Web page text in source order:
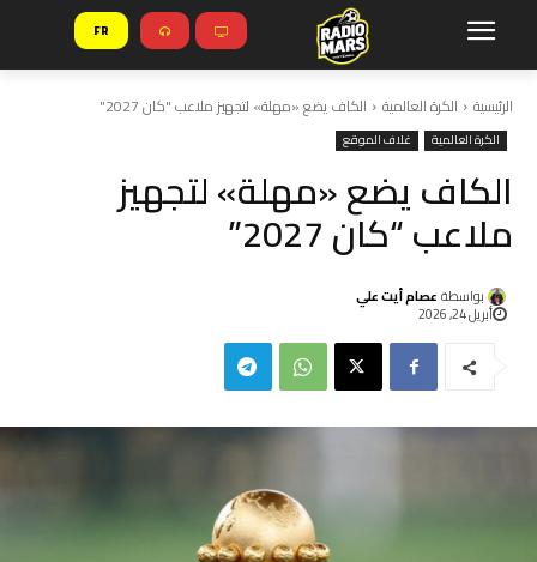
FR
الرئيسية الكرة العالمية الكاف يضع «مهلة» لتجهيز ملاعب "كان 2027"
الكرة العالمية غلاف الموقع
الكاف يضع «مهلة» لتجهيز
ملاعب “كان 2027”
بواسطة عصام أيت علي
أبريل 24, 2026